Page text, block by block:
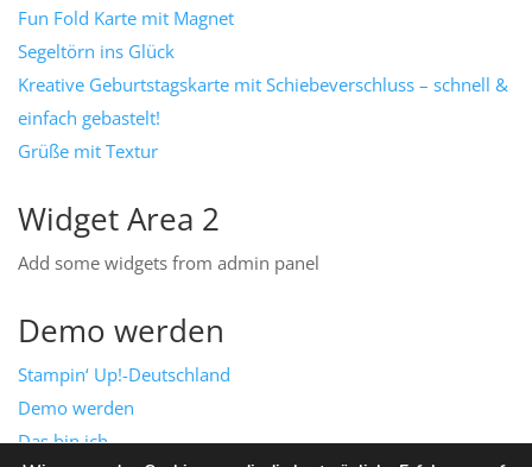
Fun Fold Karte mit Magnet
Segeltörn ins Glück
Kreative Geburtstagskarte mit Schiebeverschluss – schnell &
einfach gebastelt!
Grüße mit Textur
Widget Area 2
Add some widgets from admin panel
Demo werden
Stampin‘ Up!-Deutschland
Demo werden
Das bin ich